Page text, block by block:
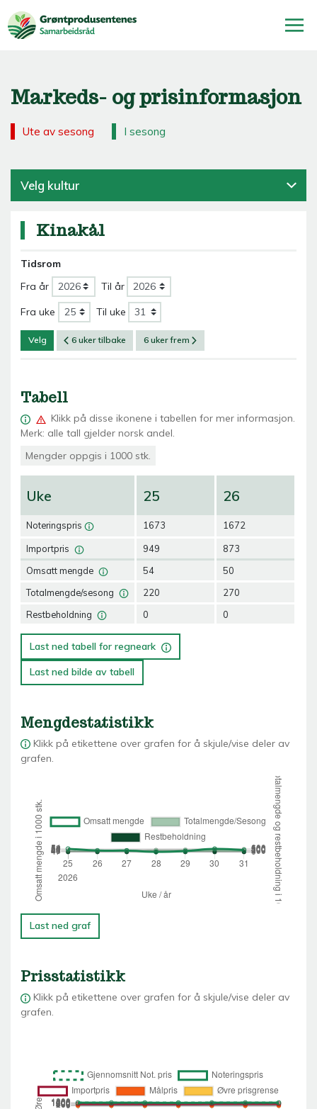
Markeds- og prisinformasjon
Ute av sesong I sesong
Velg kultur
Kinakål
Tidsrom
Fra år
Til år
Fra uke Til uke
Velg 6 uker tilbake 6 uker frem
Tabell
Klikk på disse ikonene i tabellen for mer informasjon.
Merk: alle tall gjelder norsk andel.
Mengder oppgis i 1000 stk.
Uke
Noteringspris
Importpris
Omsatt mengde
Totalmengde/sesong
Restbeholdning
25
1673
949
54
220
0
26
1672
873
50
270
0
Last ned tabell for regneark
Last ned bilde av tabell
Mengdestatistikk
Klikk på etikettene over grafen for å skjule/vise deler av
grafen.
Last ned graf
Prisstatistikk
Klikk på etikettene over grafen for å skjule/vise deler av
grafen.